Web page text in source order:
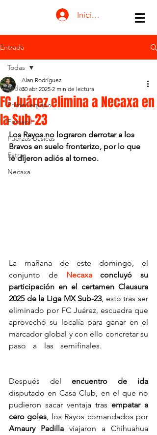
Iniciar sesión
Entrada
Todas
Primer equipo
Femenil
Fuerzas Básicas
Extras
Necaxa
Todas
FC Juárez elimina a Necaxa en
la Sub-23
Alan Rodríguez
30 abr 2025 2 min de lectura
Los Rayos no lograron derrotar a los
Bravos en suelo fronterizo, por lo que
le dijeron adiós al torneo.
La mañana de este domingo, el
conjunto de Necaxa concluyó su
participación en el certamen Clausura
2025 de la Liga MX Sub-23, esto tras ser
eliminado por FC Juárez, escuadra que
aprovechó su localía para ganar en el
marcador global y con ello concretar su
paso a las semifinales.
Después del encuentro de ida
disputado en Casa Club, en el que no
pudieron sacar ventaja tras empatar a
cero goles
Amaury Padilla viajaron a Chihuahua